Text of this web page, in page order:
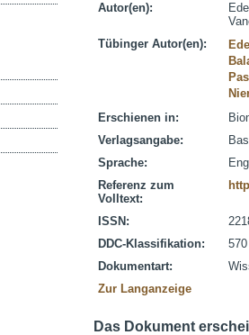
Autor(en):
Tübinger Autor(en):
Erschienen in:
Verlagsangabe:
Sprache:
Referenz zum
Volltext:
ISSN:
DDC-Klassifikation:
Dokumentart:
Zur Langanzeige
Das Dokument